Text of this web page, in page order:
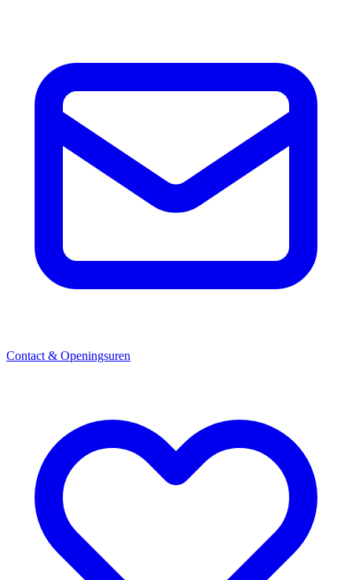
Contact & Openingsuren